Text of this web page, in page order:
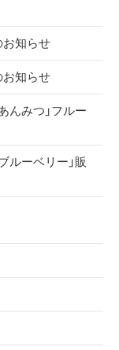
お知らせ
お知らせ
んみつ」フルー
ルーベリー」販